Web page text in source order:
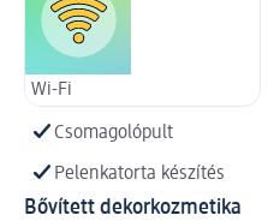
Wi-Fi
Csomagolópult
Pelenkatorta készítés
Bővített dekorkozmetika